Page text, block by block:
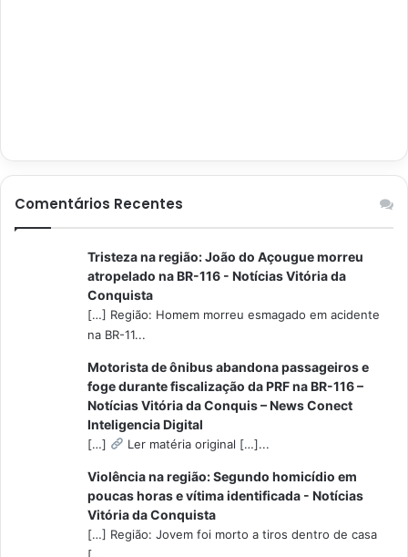
Comentários Recentes
Tristeza na região: João do Açougue morreu
atropelado na BR-116 - Notícias Vitória da
Conquista
[…] Região: Homem morreu esmagado em acidente
na BR-11...
Motorista de ônibus abandona passageiros e
foge durante fiscalização da PRF na BR-116 –
Notícias Vitória da Conquis – News Conect
Inteligencia Digital
[…] Ler matéria original […]...
Violência na região: Segundo homicídio em
poucas horas e vítima identificada - Notícias
Vitória da Conquista
[…] Região: Jovem foi morto a tiros dentro de casa